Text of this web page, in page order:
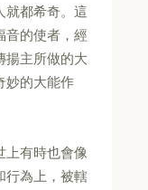
就都希奇。這
音的使者，經
揚主所做的大
妙的大能作
上有時也會像
行為上，被轄